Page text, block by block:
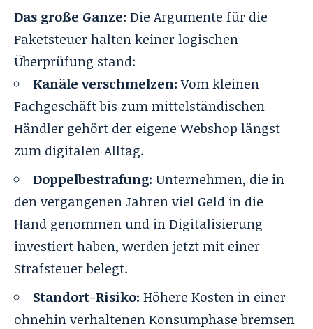
Das große Ganze: Die Argumente für die
Paketsteuer halten keiner logischen
Überprüfung stand:
Kanäle verschmelzen:Vom kleinen
Fachgeschäft bis zum mittelständischen
Händler gehört der eigene Webshop längst
zum digitalen Alltag.
Doppelbestrafung: Unternehmen, die in
den vergangenen Jahren viel Geld in die
Hand genommen und in Digitalisierung
investiert haben, werden jetzt mit einer
Strafsteuer belegt.
Standort-Risiko: Höhere Kosten in einer
ohnehin verhaltenen Konsumphase bremsen